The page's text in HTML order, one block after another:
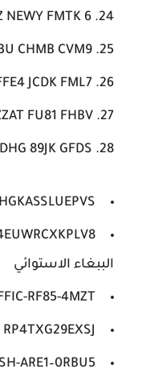
6 WMZ NEWY FMTK
CHMB CVM9
JCDK FML7
FU81 FHBV
89JK GFDS
HGKASSLUEPVS
الببغاء الاستوائي
RF85-4MZT
RP4TXG29EXSJ
ARE1–0RBU5